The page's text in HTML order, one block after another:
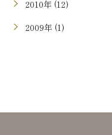
2010年 (12)
2009年 (1)